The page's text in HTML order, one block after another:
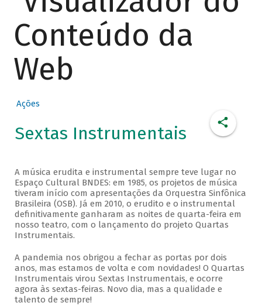
Conteúdo da
Web
Ações
Sextas Instrumentais
A música erudita e instrumental sempre teve lugar no
Espaço Cultural BNDES: em 1985, os projetos de música
tiveram início com apresentações da Orquestra Sinfônica
Brasileira (OSB). Já em 2010, o erudito e o instrumental
definitivamente ganharam as noites de quarta-feira em
nosso teatro, com o lançamento do projeto Quartas
Instrumentais.
A pandemia nos obrigou a fechar as portas por dois
anos, mas estamos de volta e com novidades! O Quartas
Instrumentais virou Sextas Instrumentais, e ocorre
agora às sextas-feiras. Novo dia, mas a qualidade e
talento de sempre!